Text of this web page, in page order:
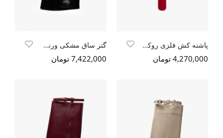
پاشنه کش فلزی روکش چرم قرمز -مشکی
4,270,000 تومان
گتر ساق مشکی ورنی وگن
7,422,000 تومان